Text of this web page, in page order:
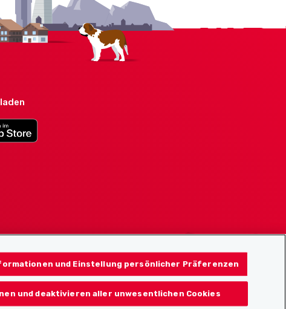
und Einstellung persönlicher Präferenzen
und deaktivieren aller unwesentlichen Cookies